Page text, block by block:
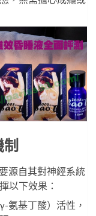
制
源自其對神經系統
以下效果：
氨基丁酸）活性，